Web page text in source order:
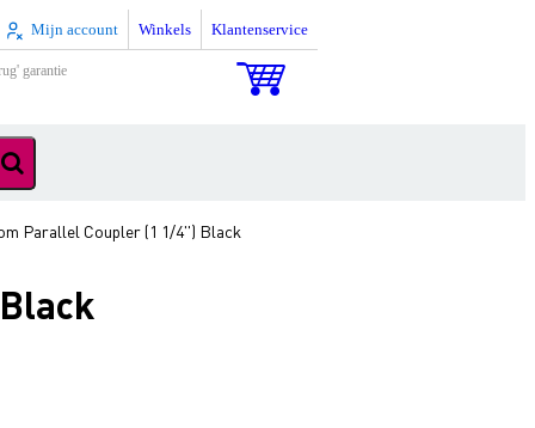
Mijn account Winkels Klantenservice
garantie
Parallel Coupler (1 1/4'') Black